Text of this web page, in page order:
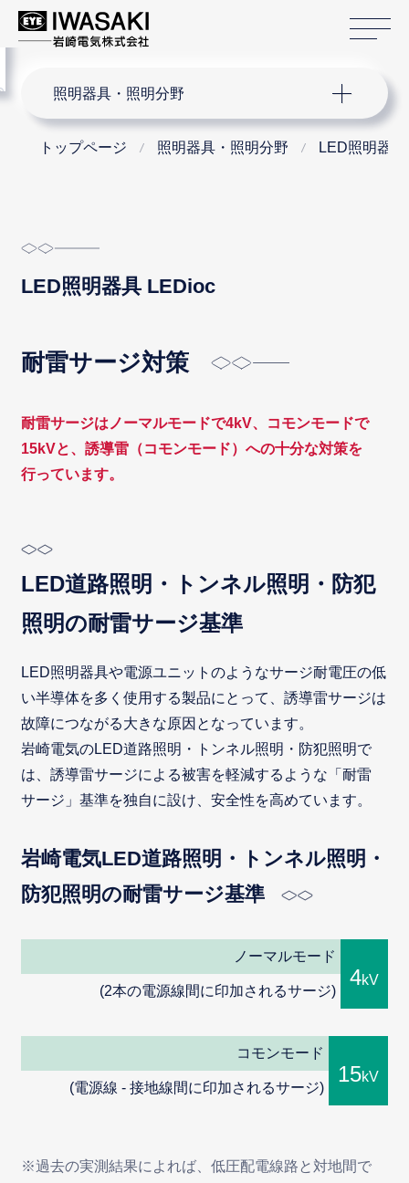
照明器具・照明分野
トップページ 照明器具・照明分野 LED照明器
LED照明器具 LEDioc
耐雷サージ対策
耐雷サージはノーマルモードで4kV、コモンモードで
15kVと、誘導雷（コモンモード）への十分な対策を
行っています。
LED道路照明・トンネル照明・防犯
照明の耐雷サージ基準
LED照明器具や電源ユニットのようなサージ耐電圧の低
い半導体を多く使用する製品にとって、誘導雷サージは
故障につながる大きな原因となっています。
岩崎電気のLED道路照明・トンネル照明・防犯照明で
は、誘導雷サージによる被害を軽減するような「耐雷
サージ」基準を独自に設け、安全性を高めています。
岩崎電気LED道路照明・トンネル照明・
防犯照明の耐雷サージ基準
ノーマルモード
(2本の電源線間に印加されるサージ)
4kV
コモンモード
(電源線 - 接地線間に印加されるサージ)
15kV
※過去の実測結果によれば、低圧配電線路と対地間で
menu